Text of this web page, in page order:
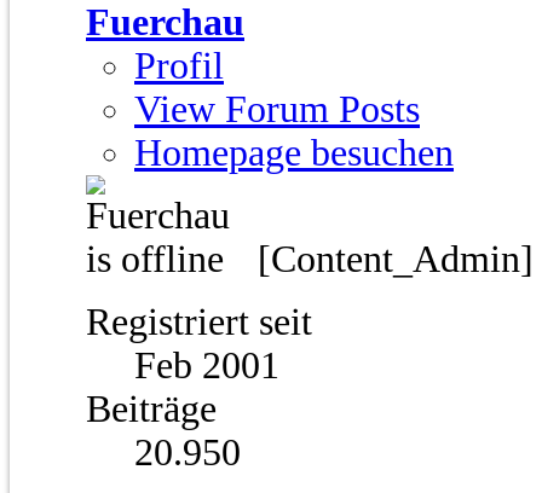
Fuerchau
Profil
View Forum Posts
Homepage besuchen
[Content_Admin]
Registriert seit
Feb 2001
Beiträge
20.950